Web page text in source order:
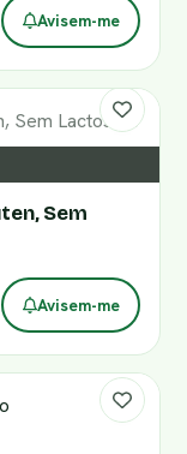
Avisem-me
Sem
Avisem-me